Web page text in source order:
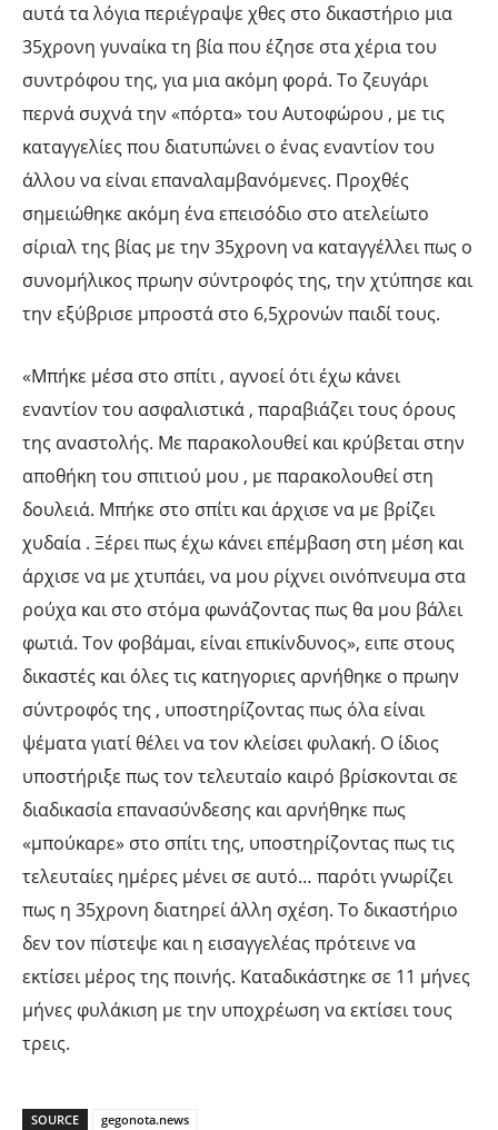
αυτά τα λόγια περιέγραψε χθες στο δικαστήριο μια
35χρονη γυναίκα τη βία που έζησε στα χέρια του
συντρόφου της, για μια ακόμη φορά. Το ζευγάρι
περνά συχνά την «πόρτα» του Αυτοφώρου , με τις
καταγγελίες που διατυπώνει ο ένας εναντίον του
άλλου να είναι επαναλαμβανόμενες. Προχθές
σημειώθηκε ακόμη ένα επεισόδιο στο ατελείωτο
σίριαλ της βίας με την 35χρονη να καταγγέλλει πως ο
συνομήλικος πρωην σύντροφός της, την χτύπησε και
την εξύβρισε μπροστά στο 6,5χρονών παιδί τους.
«Μπήκε μέσα στο σπίτι , αγνοεί ότι έχω κάνει
εναντίον του ασφαλιστικά , παραβιάζει τους όρους
της αναστολής. Με παρακολουθεί και κρύβεται στην
αποθήκη του σπιτιού μου , με παρακολουθεί στη
δουλειά. Μπήκε στο σπίτι και άρχισε να με βρίζει
χυδαία . Ξέρει πως έχω κάνει επέμβαση στη μέση και
άρχισε να με χτυπάει, να μου ρίχνει οινόπνευμα στα
ρούχα και στο στόμα φωνάζοντας πως θα μου βάλει
φωτιά. Τον φοβάμαι, είναι επικίνδυνος», ειπε στους
δικαστές και όλες τις κατηγοριες αρνήθηκε ο πρωην
σύντροφός της , υποστηρίζοντας πως όλα είναι
ψέματα γιατί θέλει να τον κλείσει φυλακή. Ο ίδιος
υποστήριξε πως τον τελευταίο καιρό βρίσκονται σε
διαδικασία επανασύνδεσης και αρνήθηκε πως
«μπούκαρε» στο σπίτι της, υποστηρίζοντας πως τις
τελευταίες ημέρες μένει σε αυτό… παρότι γνωρίζει
πως η 35χρονη διατηρεί άλλη σχέση. Το δικαστήριο
δεν τον πίστεψε και η εισαγγελέας πρότεινε να
εκτίσει μέρος της ποινής. Καταδικάστηκε σε 11 μήνες
μήνες φυλάκιση με την υποχρέωση να εκτίσει τους
τρεις.
SOURCE
gegonota.news